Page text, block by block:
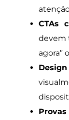
CTAs
devem
agora”